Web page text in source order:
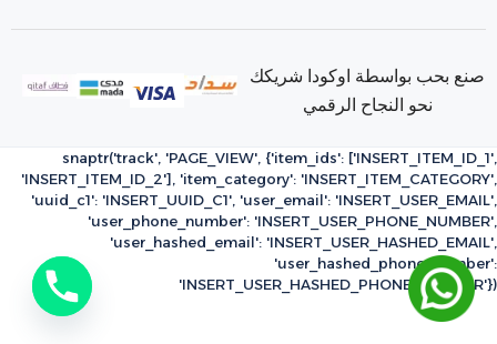
صنع بحب بواسطة اوكودا شريكك
نحو النجاح الرقمي
snaptr('track', 'PAGE_VIEW', {'item_ids': ['INSERT_ITEM_ID_1',
'INSERT_ITEM_ID_2'], 'item_category': 'INSERT_ITEM_CATEGORY',
'uuid_c1': 'INSERT_UUID_C1', 'user_email': 'INSERT_USER_EMAIL',
'user_phone_number': 'INSERT_USER_PHONE_NUMBER',
'user_hashed_email': 'INSERT_USER_HASHED_EMAIL',
'user_hashed_phone_number':
'INSERT_USER_HASHED_PHONE_NUMBER'})